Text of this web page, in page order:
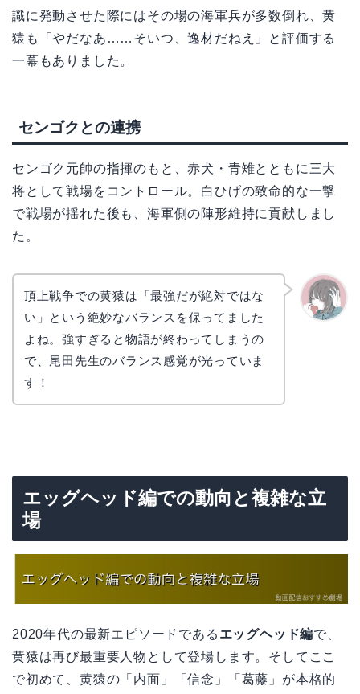
識に発動させた際にはその場の海軍兵が多数倒れ、黄
猿も「やだなあ……そいつ、逸材だねえ」と評価する
一幕もありました。
センゴクとの連携
センゴク元帥の指揮のもと、赤犬・青雉とともに三大
将として戦場をコントロール。白ひげの致命的な一撃
で戦場が揺れた後も、海軍側の陣形維持に貢献しまし
た。
頂上戦争での黄猿は「最強だが絶対ではな
い」という絶妙なバランスを保ってました
よね。強すぎると物語が終わってしまうの
で、尾田先生のバランス感覚が光っていま
す！
エッグヘッド編での動向と複雑な立
場
2020年代の最新エピソードである エッグヘッド編で、
黄猿は再び最重要人物として登場します。そしてここ
で初めて、黄猿の「内面」「信念」「葛藤」が本格的